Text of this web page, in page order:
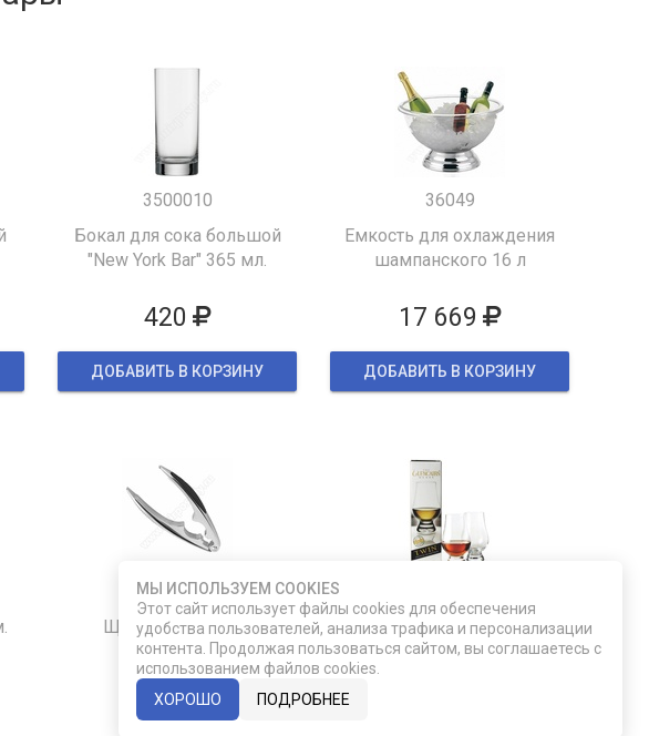
3500010
Бокал для сока большой
"New York Bar" 365 мл.
420
ДОБАВИТЬ В КОРЗИНУ
36049
Емкость для охлаждения
шампанского 16 л
17 669
ДОБАВИТЬ В КОРЗИНУ
HH431
Щипцы для краба
860
Подарочный набор из двух
бокалов для виски Glencairn
МЫ ИСПОЛЬЗУЕМ COOKIES
Этот сайт использует файлы cookies для обеспечения
удобства пользователей, анализа трафика и персонализации
контента. Продолжая пользоваться сайтом, вы соглашаетесь с
использованием файлов cookies.
ХОРОШО
ПОДРОБНЕЕ